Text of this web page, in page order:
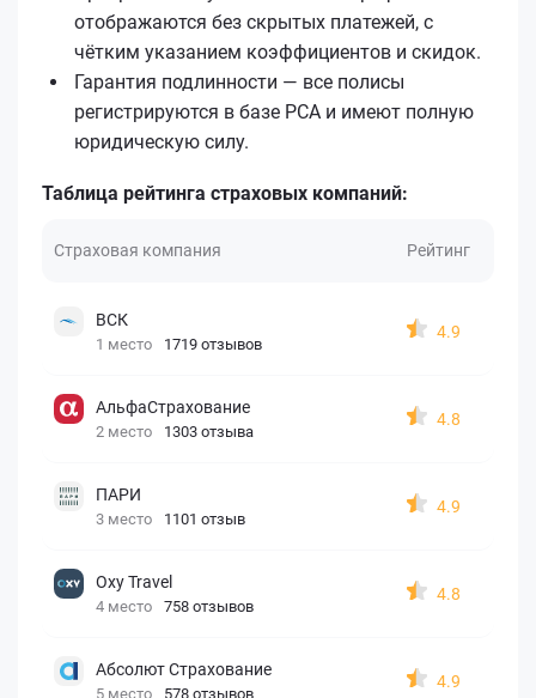
отображаются без скрытых платежей, с
чётким указанием коэффициентов и скидок.
Гарантия подлинности — все полисы
регистрируются в базе РСА и имеют полную
юридическую силу.
Таблица рейтинга страховых компаний:
Страховая компания Рейтинг
ВСК
1 место 1719 отзывов
4.9
АльфаСтрахование
2 место 1303 отзыва
4.8
ПАРИ
3 место 1101 отзыв
4.9
Oxy Travel
4 место 758 отзывов
4.8
Абсолют Страхование
5 место 578 отзывов
4.9